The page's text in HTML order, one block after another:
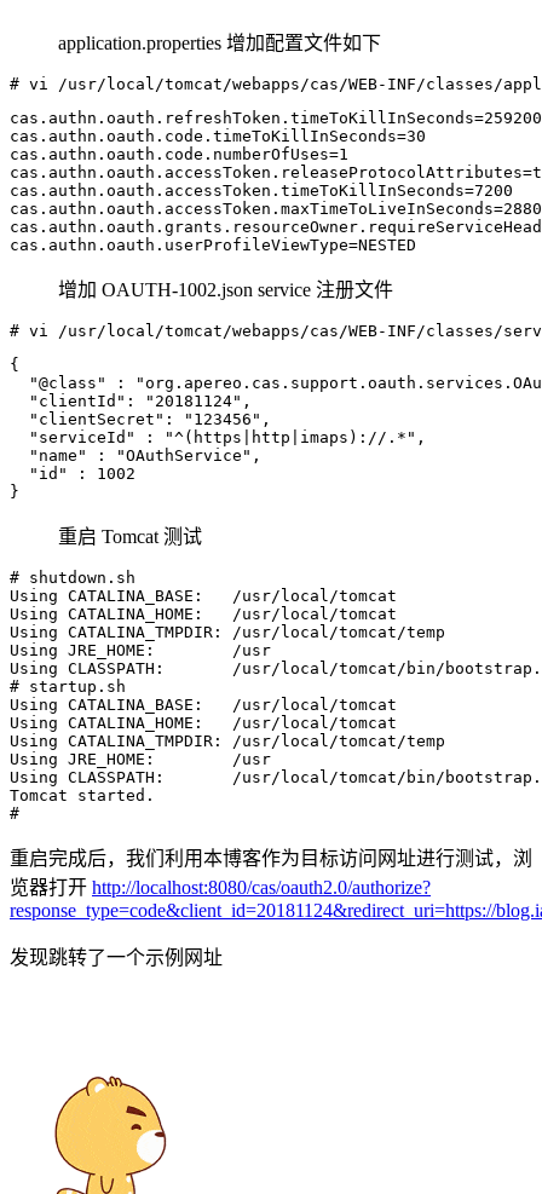
application.properties 增加配置文件如下
# vi /usr/local/tomcat/webapps/cas/WEB-INF/classes/
cas.authn.oauth.refreshToken.timeToKillInSeconds=
cas.authn.oauth.code.timeToKillInSeconds=30
cas.authn.oauth.code.numberOfUses=1
cas.authn.oauth.accessToken.releaseProtocolAttributes=
cas.authn.oauth.accessToken.timeToKillInSeconds=7200
cas.authn.oauth.accessToken.maxTimeToLiveInSeconds=
cas.authn.oauth.userProfileViewType=NESTED
增加 OAUTH-1002.json service 注册文件
# vi /usr/local/tomcat/webapps/cas/WEB-INF/classes/
  "@class"
:
  "clientId"
:
"20181124",
  "clientSecret"
:
"123456",
  "serviceId"
:
"^(https|http|imaps)://.*",
  "name"
:
"OAuthService",
  "id"
:
1002
重启 Tomcat 测试
# shutdown.sh
Using CATALINA_BASE:   /usr/local/tomcat
Using CATALINA_HOME:   /usr/local/tomcat
Using CATALINA_TMPDIR: /usr/local/tomcat/temp
Using JRE_HOME:        /usr
# startup.sh
Using CATALINA_BASE:   /usr/local/tomcat
Using CATALINA_HOME:   /usr/local/tomcat
Using CATALINA_TMPDIR: /usr/local/tomcat/temp
Using JRE_HOME:        /usr
Using CLASSPATH:       /usr/local/tomcat/bin/
#
重启完成后，我们利用本博客作为目标访问网址进行测试，浏
览器打开 http://localhost:8080/cas/oauth2.0/authorize?
response_type=code&client_id=20181124&redirect_uri=https://
发现跳转了一个示例网址